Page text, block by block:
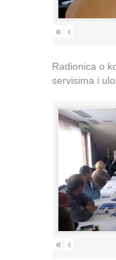
« ‹
Radionica o
servisima i
« ‹